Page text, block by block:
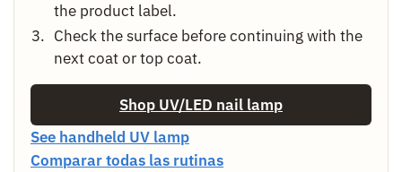
the product label.
Check the surface before continuing with the
next coat or top coat.
Shop UV/LED nail lamp
See handheld UV lamp
Comparar todas las rutinas